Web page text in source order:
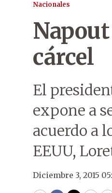
Nacionales
cárcel
El
expone a
acuerdo a
EEUU,
Diciembre 3, 2015